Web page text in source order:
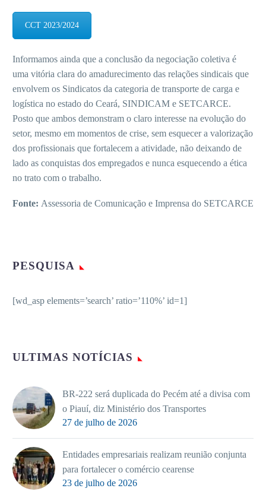
CCT 2023/2024
Informamos ainda que a conclusão da negociação coletiva é
uma vitória clara do amadurecimento das relações sindicais que
envolvem os Sindicatos da categoria de transporte de carga e
logística no estado do Ceará, SINDICAM e SETCARCE.
Posto que ambos demonstram o claro interesse na evolução do
setor, mesmo em momentos de crise, sem esquecer a valorização
dos profissionais que fortalecem a atividade, não deixando de
lado as conquistas dos empregados e nunca esquecendo a ética
no trato com o trabalho.
Fonte: Assessoria de Comunicação e Imprensa do SETCARCE
PESQUISA
[wd_asp elements=’search’ ratio=’110%’ id=1]
ULTIMAS NOTÍCIAS
BR-222 será duplicada do Pecém até a divisa com
o Piauí, diz Ministério dos Transportes
27 de julho de 2026
Entidades empresariais realizam reunião conjunta
para fortalecer o comércio cearense
23 de julho de 2026